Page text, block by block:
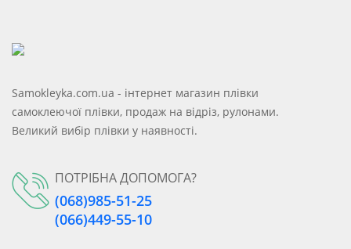
Samokleyka.com.ua - інтернет магазин плівки
самоклеючої плівки, продаж на відріз, рулонами.
Великий вибір плівки у наявності.
ПОТРІБНА ДОПОМОГА?
(068)985-51-25
(066)449-55-10